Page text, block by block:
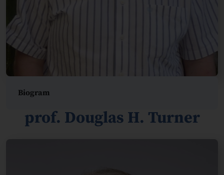
Biogram
prof. Douglas H. Turner